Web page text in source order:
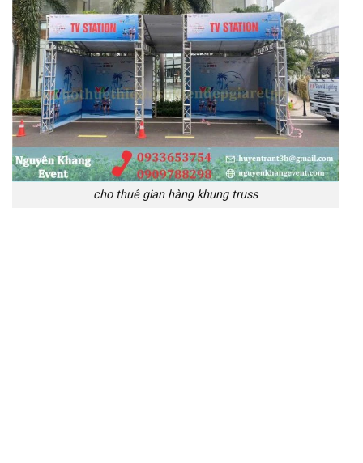
cho thuê gian hàng khung truss